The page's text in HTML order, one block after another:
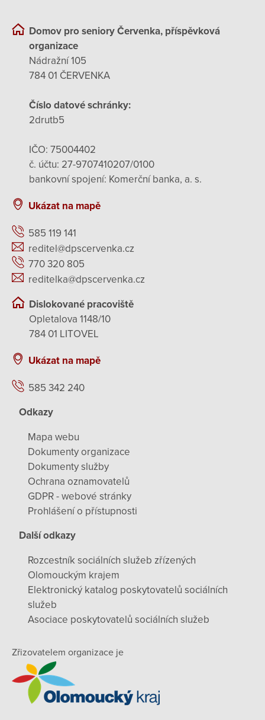
Domov pro seniory Červenka, příspěvková
organizace
Nádražní 105
784 01 ČERVENKA
Číslo datové schránky:
2drutb5
IČO: 75004402
č. účtu: 27-9707410207/0100
bankovní spojení: Komerční banka, a. s.
Ukázat na mapě
585 119 141
reditel@dpscervenka.cz
770 320 805
reditelka@dpscervenka.cz
Dislokované pracoviště
Opletalova 1148/10
784 01 LITOVEL
Ukázat na mapě
585 342 240
Odkazy
Mapa webu
Dokumenty organizace
Dokumenty služby
Ochrana oznamovatelů
GDPR - webové stránky
Prohlášení o přístupnosti
Další odkazy
Rozcestník sociálních služeb zřízených
Olomouckým krajem
Elektronický katalog poskytovatelů sociálních
služeb
Asociace poskytovatelů sociálních služeb
Zřizovatelem organizace je